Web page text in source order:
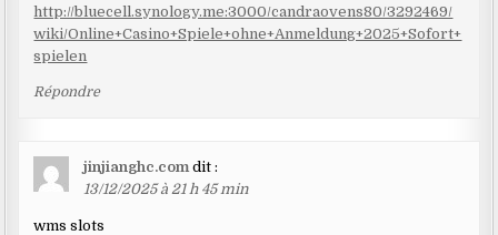
http://bluecell.synology.me:3000/candraovens80/3292469/
wiki/Online+Casino+Spiele+ohne+Anmeldung+2025+Sofort+
spielen
Répondre
jinjianghc.com dit :
13/12/2025 à 21 h 45 min
wms slots